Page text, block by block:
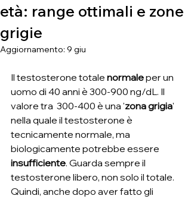
età: range ottimali e zone
grigie
Aggiornamento: 9 giu
Il testosterone totale normale per un
uomo di 40 anni è 300-900 ng/dL. Il
valore tra  300-400 è una 'zona grigia'
nella quale il testosterone è
tecnicamente normale, ma
biologicamente potrebbe essere
insufficiente. Guarda sempre il
testosterone libero, non solo il totale.
Quindi, anche dopo aver fatto gli